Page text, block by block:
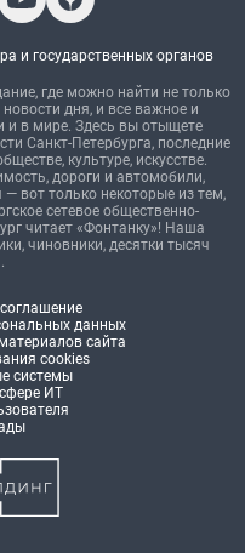
и государственных органов
где можно найти не только
дня, и все важное и
и в мире. Здесь вы отыщете
Санкт-Петербурга, последние
культуре, искусстве.
дороги и автомобили,
вот только некоторые из тем,
сетевое общественно-
читает «Фонтанку»! Наша
чиновники, десятки тысяч
данных
сайта
cookies
системы
ИТ